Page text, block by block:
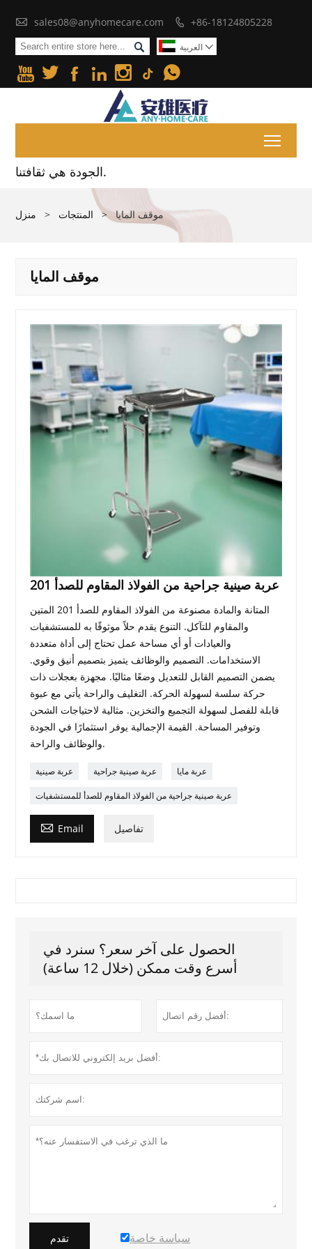
 sales08@anyhomecare.com  +86-18124805228
 العربية 
     
الجودة هي ثقافتنا.
منزل > المنتجات > موقف المايا
موقف المايا
عربة صينية جراحية من الفولاذ المقاوم للصدأ 201
المتانة والمادة مصنوعة من الفولاذ المقاوم للصدأ 201 المتين
والمقاوم للتآكل. التنوع يقدم حلاً موثوقًا به للمستشفيات
والعيادات أو أي مساحة عمل تحتاج إلى أداة متعددة
الاستخدامات. التصميم والوظائف يتميز بتصميم أنيق وقوي.
يضمن التصميم القابل للتعديل وضعًا مثاليًا. مجهزة بعجلات ذات
حركة سلسة لسهولة الحركة. التغليف والراحة يأتي مع عبوة
قابلة للفصل لسهولة التجميع والتخزين. مثالية لاحتياجات الشحن
وتوفير المساحة. القيمة الإجمالية يوفر استثمارًا في الجودة
والوظائف والراحة.
عربة صينية عربة صينية جراحية عربة مايا
عربة صينية جراحية من الفولاذ المقاوم للصدأ للمستشفيات
 Email تفاصيل
الحصول على آخر سعر؟ سنرد في
أسرع وقت ممكن (خلال 12 ساعة)
تقدم سياسة خاصة